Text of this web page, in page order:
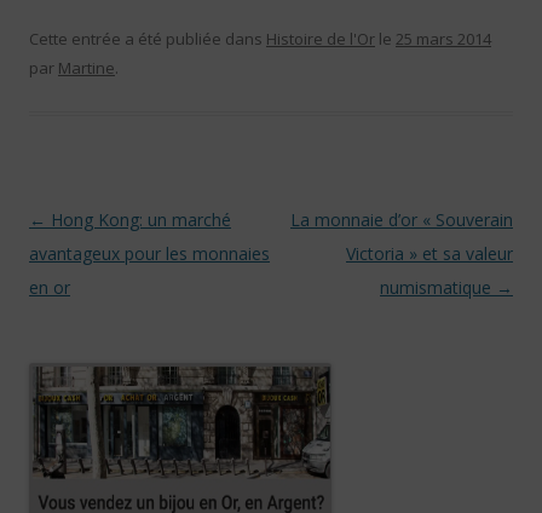
Cette entrée a été publiée dans Histoire de l'Or le 25 mars 2014
par Martine.
Navigation des articles
← Hong Kong: un marché
avantageux pour les monnaies
en or
La monnaie d’or « Souverain
Victoria » et sa valeur
numismatique →